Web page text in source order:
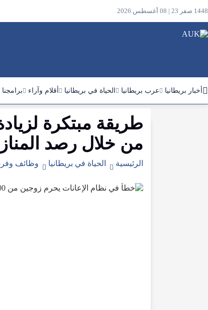
1448 صفر 23 | 08 أغسطس 2026
أخبار بريطانيا عرب بريطانيا الحياة في بريطانيا أقلام وآراء برامجنا
طريقة مبتكرة
من خلال رصد
الرئيسية الحياة في بريطانيا وظائف